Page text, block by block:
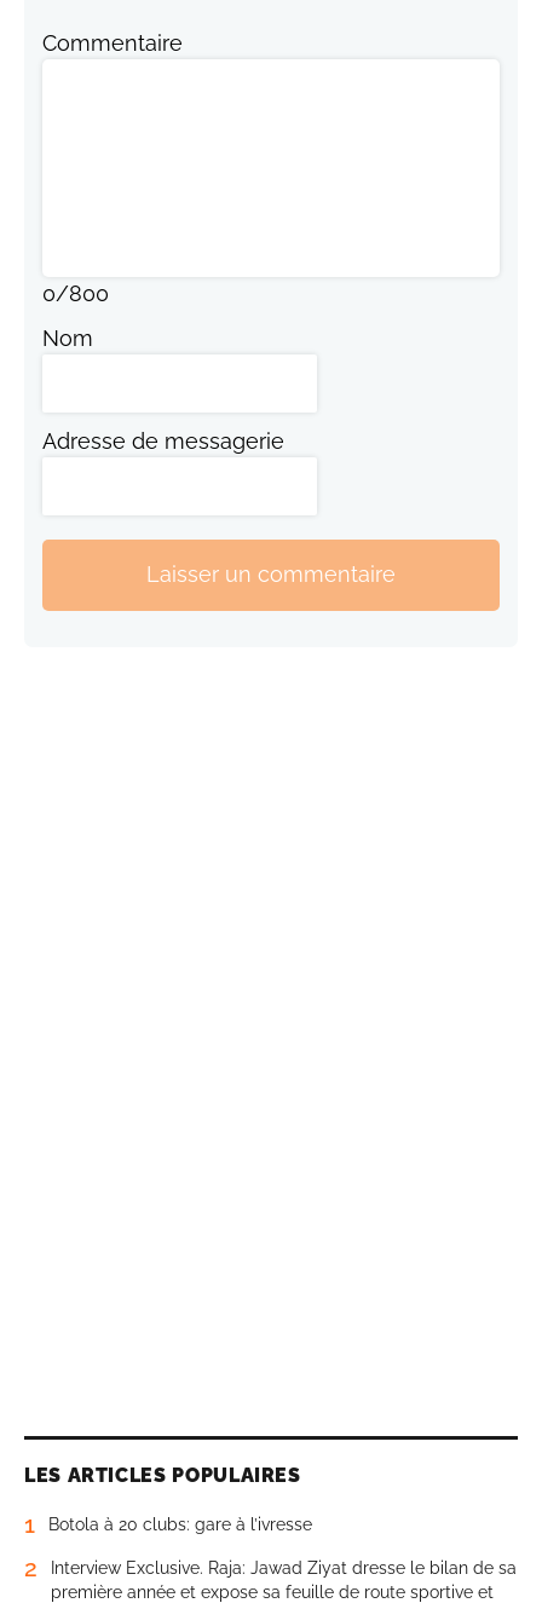
Commentaire
0/800
Nom
Adresse de messagerie
Laisser un commentaire
LES ARTICLES POPULAIRES
1 Botola à 20 clubs: gare à l’ivresse
2
Interview Exclusive. Raja: Jawad Ziyat dresse le bilan de sa
première année et expose sa feuille de route sportive et